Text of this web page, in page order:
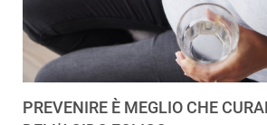
PREVENIRE È MEGLIO CHE